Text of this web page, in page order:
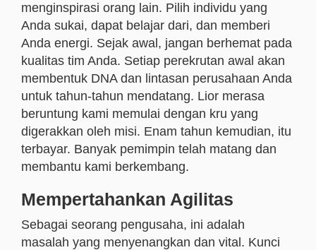
menginspirasi orang lain. Pilih individu yang
Anda sukai, dapat belajar dari, dan memberi
Anda energi. Sejak awal, jangan berhemat pada
kualitas tim Anda. Setiap perekrutan awal akan
membentuk DNA dan lintasan perusahaan Anda
untuk tahun-tahun mendatang. Lior merasa
beruntung kami memulai dengan kru yang
digerakkan oleh misi. Enam tahun kemudian, itu
terbayar. Banyak pemimpin telah matang dan
membantu kami berkembang.
Mempertahankan Agilitas
Sebagai seorang pengusaha, ini adalah
masalah yang menyenangkan dan vital. Kunci